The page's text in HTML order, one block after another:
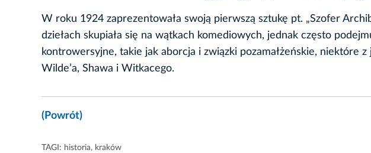
W roku 1924 zaprezentowała swoją pierwszą sztukę pt. „Szofer
dziełach skupiała się na wątkach komediowych, jednak często
kontrowersyjne, takie jak aborcja i związki pozamałżeńskie, niektóre
Wilde’a, Shawa i Witkacego.
(Powrót)
TAGI: historia, kraków